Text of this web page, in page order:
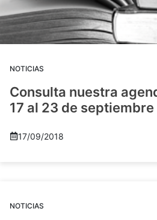
NOTICIAS
Consulta nuestra
17 al 23 de
17/09/2018
NOTICIAS